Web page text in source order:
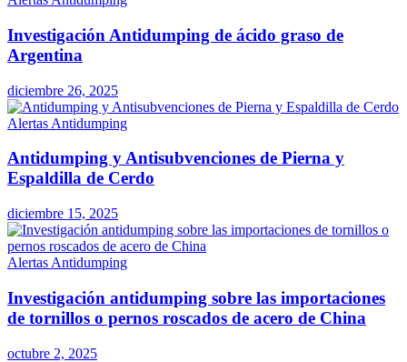
Investigación Antidumping de ácido graso de
Argentina
diciembre 26, 2025
Alertas Antidumping
Antidumping y Antisubvenciones de Pierna y
Espaldilla de Cerdo
diciembre 15, 2025
Alertas Antidumping
Investigación antidumping sobre las importaciones
de tornillos o pernos roscados de acero de China
octubre 2, 2025